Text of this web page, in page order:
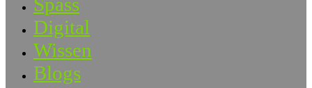
Digital
Wissen
Blogs